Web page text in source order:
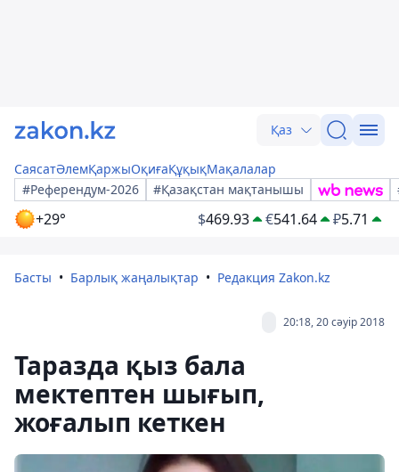
Қаз
СаясатӘлемҚаржыОқиғаҚұқықМақалалар
#Референдум-2026
#Қазақстан мақтанышы
+29° $469.93 €541.64 ₽5.71
Басты Барлық жаңалықтар Редакция Zakon.kz
20:18, 20 сәуір 2018
Таразда қыз бала
мектептен шығып,
жоғалып кеткен